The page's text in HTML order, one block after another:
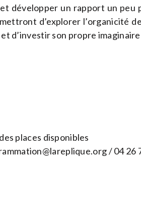
développer un rapport un peu
d’explorer l’organicité
d’investir son propre imaginaire
places disponibles
/ 04 26